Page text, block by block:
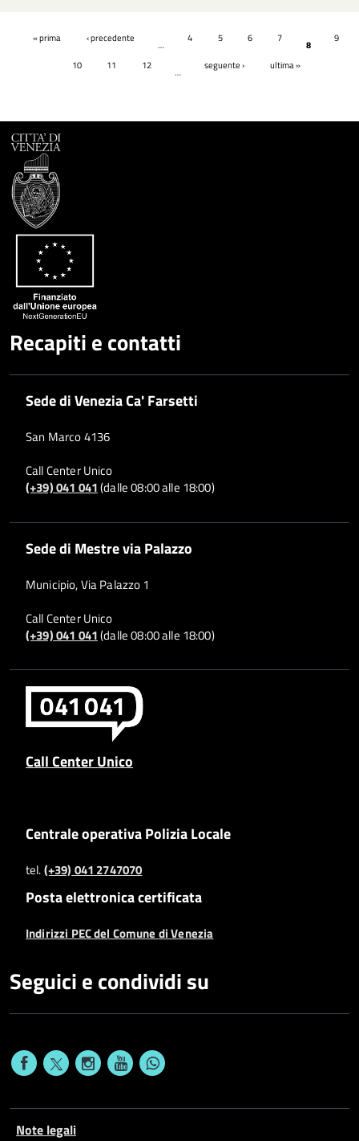
Pagine« prima ‹ precedente
…
4 5 6 7
8
9
10 11 12
…
seguente › ultima »
Recapiti e contatti
Sede di Venezia Ca' Farsetti
San Marco 4136
Call Center Unico
(+39) 041 041(dalle 08:00 alle 18:00)
Sede di Mestre via Palazzo
Municipio, Via Palazzo 1
Call Center Unico
(+39) 041 041(dalle 08:00 alle 18:00)
Call Center Unico
Centrale operativa Polizia Locale
tel.(+39) 041 2747070
Posta elettronica certificata
Indirizzi PEC del Comune di Venezia
Seguici e condividi su
Note legali